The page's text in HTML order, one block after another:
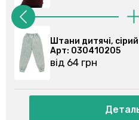
030410205-027
Арт: